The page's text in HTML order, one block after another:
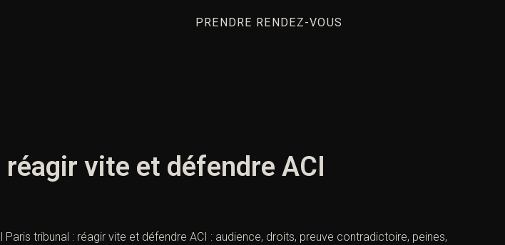
PRENDRE RENDEZ-VOUS
vite et défendre ACI
tribunal : réagir vite et défendre ACI : audience, droits, preuve contradictoire, peines,